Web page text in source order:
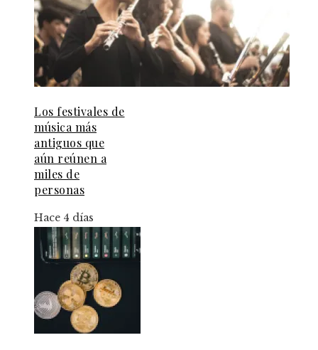
Los festivales de
música más
antiguos que
aún reúnen a
miles de
personas
Hace 4 días